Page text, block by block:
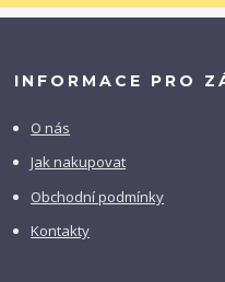
INFORMACE PRO
O nás
Jak nakupovat
Obchodní podmínky
Kontakty